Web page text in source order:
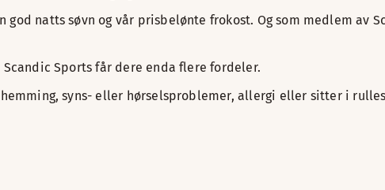
natts søvn og vår prisbelønte frokost. Og som medlem av
Sports får dere enda flere fordeler.
syns- eller hørselsproblemer, allergi eller sitter i